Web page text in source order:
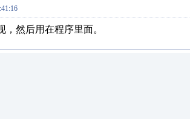
，然后用在程序里面。